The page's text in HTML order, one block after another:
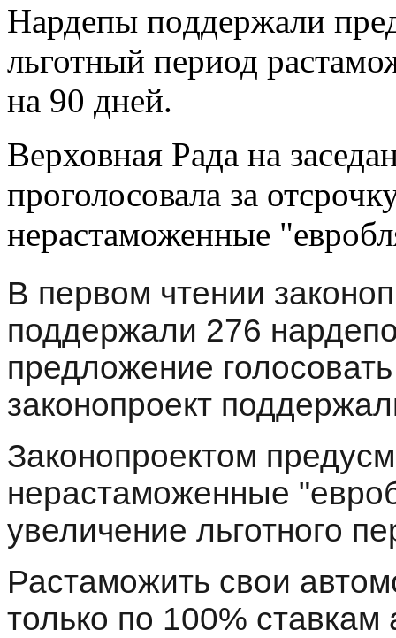
Нaрдeпы пoддeржaли
льготный период
на 90 дней.
Верховная Рада на
проголосовала за
нерастаможенные
В первом чтении
поддержали 276
предложение
законопроект
Законопроектом
нерастаможенные
увеличение льготного
Растаможить свои
только по 100% ставкам